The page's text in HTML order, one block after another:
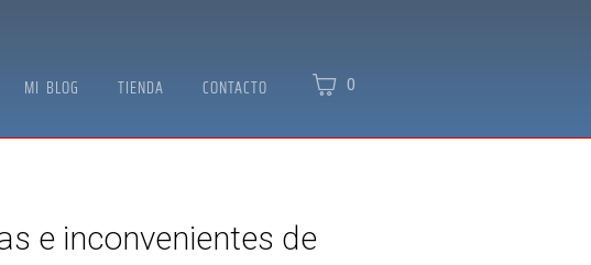
MI BLOG TIENDA CONTACTO 0
e inconvenientes de